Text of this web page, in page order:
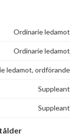
Ordinarie ledamot
Ordinarie ledamot
ledamot, ordförande
Suppleant
Suppleant